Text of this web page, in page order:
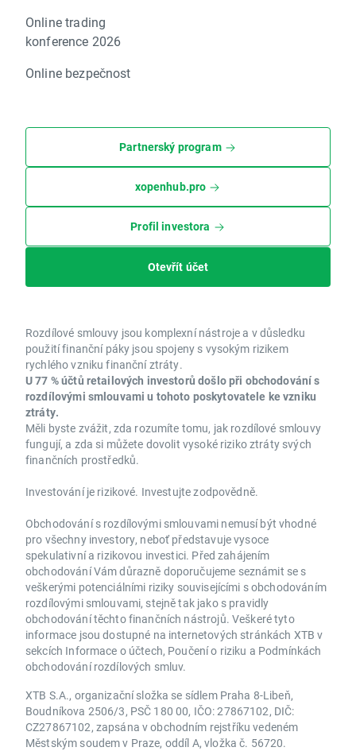
Online trading
konference 2026
Online bezpečnost
Partnerský program
xopenhub.pro
Profil investora
Otevřít účet
Rozdílové smlouvy jsou komplexní nástroje a v důsledku
použití finanční páky jsou spojeny s vysokým rizikem
rychlého vzniku finanční ztráty.
U 77 % účtů retailových investorů došlo při obchodování s
rozdílovými smlouvami u tohoto poskytovatele ke vzniku
ztráty.
Měli byste zvážit, zda rozumíte tomu, jak rozdílové smlouvy
fungují, a zda si můžete dovolit vysoké riziko ztráty svých
finančních prostředků.
Investování je rizikové. Investujte zodpovědně.
Obchodování s rozdílovými smlouvami nemusí být vhodné
pro všechny investory, neboť představuje vysoce
spekulativní a rizikovou investici. Před zahájením
obchodování Vám důrazně doporučujeme seznámit se s
veškerými potenciálními riziky souvisejícími s obchodováním
rozdílovými smlouvami, stejně tak jako s pravidly
obchodování těchto finančních nástrojů. Veškeré tyto
informace jsou dostupné na internetových stránkách XTB v
sekcích Informace o účtech, Poučení o riziku a Podmínkách
obchodování rozdílových smluv.
XTB S.A., organizační složka se sídlem Praha 8-Libeň,
Boudníkova 2506/3, PSČ 180 00, IČO: 27867102, DIČ:
CZ27867102, zapsána v obchodním rejstříku vedeném
Městským soudem v Praze, oddíl A, vložka č. 56720.